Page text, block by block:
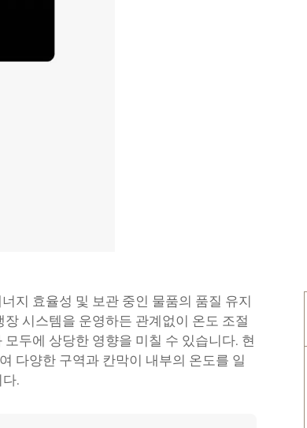
지 효율성 및 보관 중인 물품의 품질 유지
시스템을 운영하든 관계없이 온도 조절
두에 상당한 영향을 미칠 수 있습니다. 현
다양한 구역과 칸막이 내부의 온도를 일
.